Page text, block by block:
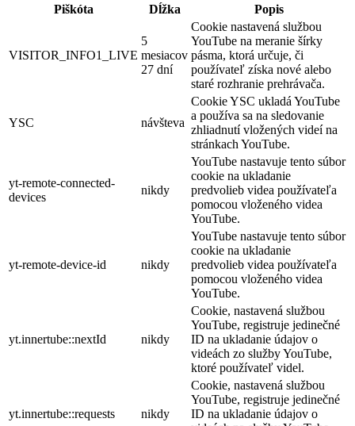
Piškóta
Dĺžka Popis
VISITOR_INFO1_LIVE
5
mesiacov
27 dní
Cookie nastavená službou
YouTube na meranie šírky
pásma, ktorá určuje, či
používateľ získa nové alebo
staré rozhranie prehrávača.
YSC návšteva
Cookie YSC ukladá YouTube
a používa sa na sledovanie
zhliadnutí vložených videí na
stránkach YouTube.
yt-remote-connected-
devices
nikdy
YouTube nastavuje tento súbor
cookie na ukladanie
predvolieb videa používateľa
pomocou vloženého videa
YouTube.
yt-remote-device-id nikdy
YouTube nastavuje tento súbor
cookie na ukladanie
predvolieb videa používateľa
pomocou vloženého videa
YouTube.
yt.innertube::nextId nikdy
Cookie, nastavená službou
YouTube, registruje jedinečné
ID na ukladanie údajov o
videách zo služby YouTube,
ktoré používateľ videl.
yt.innertube::requests nikdy
Cookie, nastavená službou
YouTube, registruje jedinečné
ID na ukladanie údajov o